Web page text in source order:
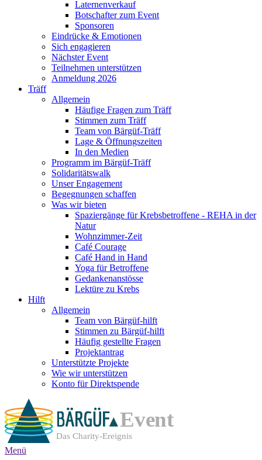
Laternenverkauf
Botschafter zum Event
Sponsoren
Eindrücke & Emotionen
Sich engagieren
Nächster Event
Teilnehmen unterstützen
Anmeldung 2026
Träff
Allgemein
Häufige Fragen zum Träff
Stimmen zum Träff
Team von Bärgüf-Träff
Lage & Öffnungszeiten
In den Medien
Programm im Bärgüf-Träff
Solidaritätswalk
Unser Engagement
Begegnungen schaffen
Was wir bieten
Spaziergänge für Krebsbetroffene - REHA in der
Natur
Wohnzimmer-Zeit
Café Courage
Café Hand in Hand
Yoga für Betroffene
Gedankenanstösse
Lektüre zu Krebs
Hilft
Allgemein
Team von Bärgüf-hilft
Stimmen zu Bärgüf-hilft
Häufig gestellte Fragen
Projektantrag
Unterstützte Projekte
Wie wir unterstützen
Konto für Direktspende
Event
Das Charity-Ereignis
Menü